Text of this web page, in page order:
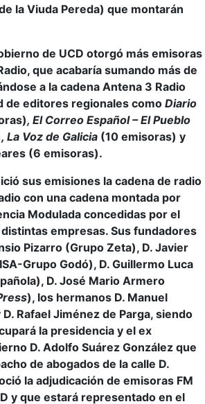
la Viuda Pereda) que montarán
de UCD otorgó más emisoras
que acabaría sumando más de
a la cadena Antena 3 Radio
de editores regionales como Diario
, El Correo Español – El Pueblo
, La Voz de Galicia (10 emisoras) y
(6 emisoras).
sus emisiones la cadena de radio
con una cadena montada por
Modulada concedidas por el
empresas. Sus fundadores
Pizarro (Grupo Zeta), D. Javier
Grupo Godó), D. Guillermo Luca
D. José Mario Armero
), los hermanos D. Manuel
Rafael Jiménez de Parga, siendo
la presidencia y el ex
D. Adolfo Suárez González que
de abogados de la calle D.
la adjudicación de emisoras FM
y que estará representado en el